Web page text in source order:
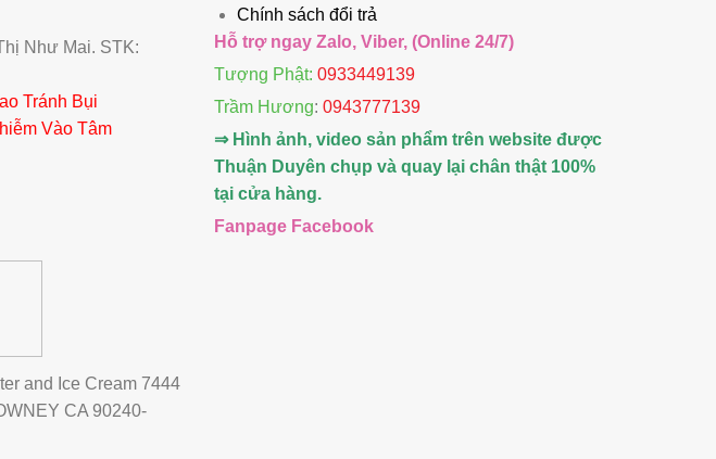
Như Mai. STK:
Tránh Bụi
Vào Tâm
and Ice Cream 7444
CA 90240-
Chính sách đổi trả
Hỗ trợ ngay Zalo, Viber, (Online 24/7)
Tượng Phật: 0933449139
Trầm Hương: 0943777139
⇒ Hình ảnh, video sản phẩm trên website được
Thuận Duyên chụp và quay lại chân thật 100%
tại cửa hàng.
Fanpage Facebook